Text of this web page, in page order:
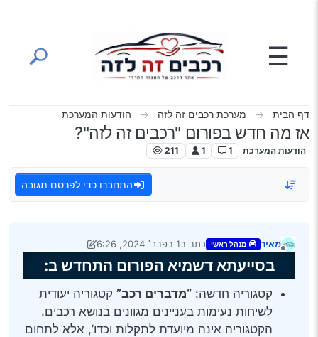
☰
דף הבית מערכת רכבים זה לזה הודעות המערכת
אז מה חדש בפורום "רכבים זה לזה"?
הודעות המערכת 1
1
211
התחברו כדי לפרסם תגובה
מנותק
מאיר מנהל ראשי כתב ב1 בפבר׳ 2024, 6:26
נערך לאחרונה על ידי מאיר2 בינו׳ 2024, 6:27
בסייעתא דשמיא הפורום התחדש ב:
קטגוריה חדשה: “מדברים רכב” קטגוריה יעודית
לשיחות נעימות בעניינים מגוונים בנושא רכבים.
הקטגוריה אינה מיועדת לתקלות וכדו’, אלא לתחום